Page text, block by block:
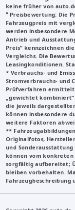
keine früher von
⁴ Preisbewertung: Die
Fahrzeugpreis mit
werden insbesondere
Antrieb und
Preis“ kennzeichnen
Vergleichs. Die
Leasingkonditionen.
* Verbrauchs- und
Stromverbrauchs- und
Prüfverfahren
„gewichtet
die jeweils
können insbesondere
weitere Faktoren
**
Originalfotos,
und
können vom konkreten
sorgfältig aufbereitet;
bleiben vorbehalten.